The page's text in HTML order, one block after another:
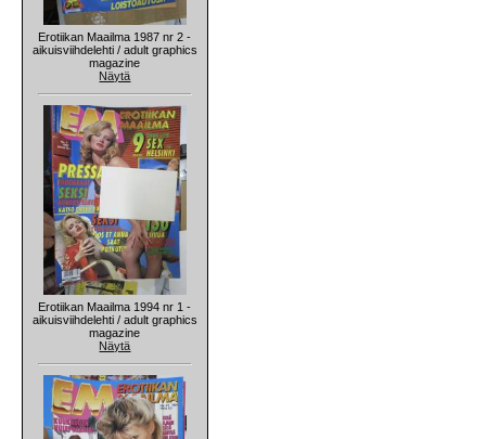
Erotiikan Maailma 1987 nr 2 -
aikuisviihdelehti / adult graphics
magazine
Näytä
Erotiikan Maailma 1994 nr 1 -
aikuisviihdelehti / adult graphics
magazine
Näytä